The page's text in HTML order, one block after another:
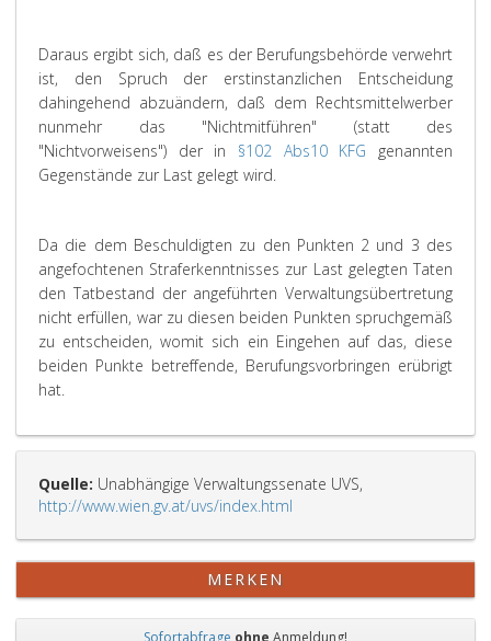
Daraus ergibt sich, daß es der Berufungsbehörde verwehrt
ist, den Spruch der erstinstanzlichen Entscheidung
dahingehend abzuändern, daß dem Rechtsmittelwerber
nunmehr das "Nichtmitführen" (statt des
"Nichtvorweisens") der in §102 Abs10 KFG genannten
Gegenstände zur Last gelegt wird.
Da die dem Beschuldigten zu den Punkten 2 und 3 des
angefochtenen Straferkenntnisses zur Last gelegten Taten
den Tatbestand der angeführten Verwaltungsübertretung
nicht erfüllen, war zu diesen beiden Punkten spruchgemäß
zu entscheiden, womit sich ein Eingehen auf das, diese
beiden Punkte betreffende, Berufungsvorbringen erübrigt
hat.
Quelle: Unabhängige Verwaltungssenate UVS,
http://www.wien.gv.at/uvs/index.html
MERKEN
Sofortabfrage ohne Anmeldung!